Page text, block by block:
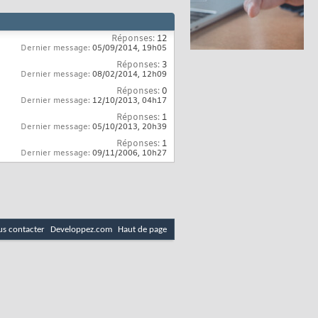
Réponses: 12
Dernier message: 05/09/2014, 19h05
Réponses: 3
Dernier message: 08/02/2014, 12h09
Réponses:0
Dernier message: 12/10/2013, 04h17
Réponses: 1
Dernier message: 05/10/2013, 20h39
Réponses: 1
Dernier message: 09/11/2006, 10h27
contacter Developpez.com Haut de page